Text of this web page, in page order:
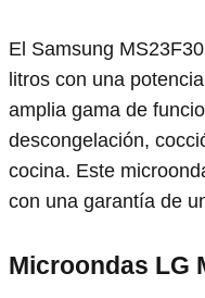
El Samsung
litros con una
amplia gama de
descongelación,
cocina. Este
con una garantía de
Microondas LG